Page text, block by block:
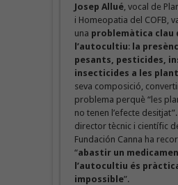
Josep Allué, vocal de
i Homeopatia del COFB,
una problemàtica clau
l’autocultiu: la
pesants, pesticides,
insecticides a les
seva composició,
problema perquè “les
no tenen l’efecte desitjat”.
director tècnic i científic
Fundación Canna ha
“abastir un
l’autocultiu és
impossible”.